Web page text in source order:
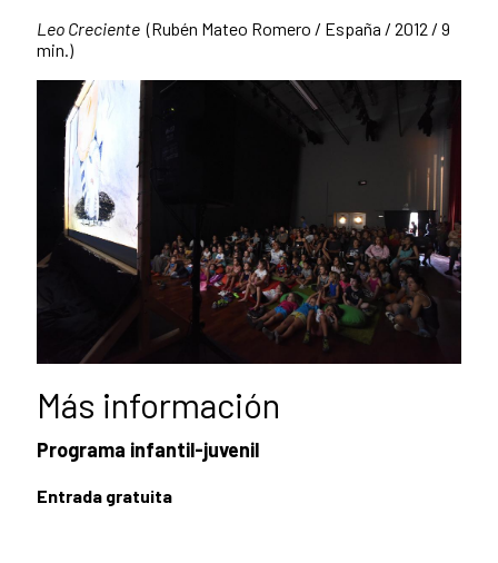
Leo Creciente(Rubén Mateo Romero / España / 2012 / 9
min.)
Más información
Programa infantil-juvenil
Entrada gratuita